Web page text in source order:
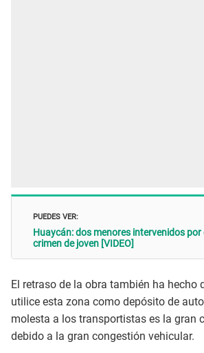
PUEDES VER:
Huaycán: dos menores intervenidos
crimen de joven [VIDEO]
El retraso de la obra también ha hecho
utilice esta zona como depósito de
molesta a los transportistas es la gran
debido a la gran congestión vehicular.